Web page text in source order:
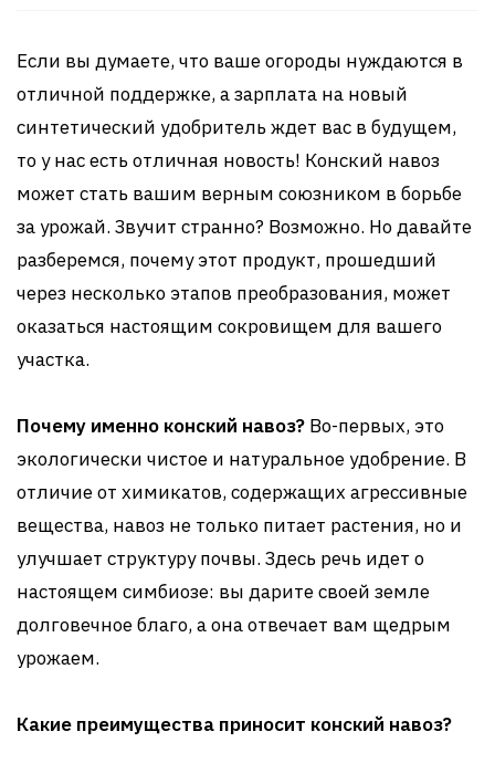
Если вы думаете, что ваше огороды нуждаются в
отличной поддержке, а зарплата на новый
синтетический удобритель ждет вас в будущем,
то у нас есть отличная новость! Конский навоз
может стать вашим верным союзником в борьбе
за урожай. Звучит странно? Возможно. Но давайте
разберемся, почему этот продукт, прошедший
через несколько этапов преобразования, может
оказаться настоящим сокровищем для вашего
участка.
Почему именно конский навоз? Во-первых, это
экологически чистое и натуральное удобрение. В
отличие от химикатов, содержащих агрессивные
вещества, навоз не только питает растения, но и
улучшает структуру почвы. Здесь речь идет о
настоящем симбиозе: вы дарите своей земле
долговечное благо, а она отвечает вам щедрым
урожаем.
Какие преимущества приносит конский навоз?